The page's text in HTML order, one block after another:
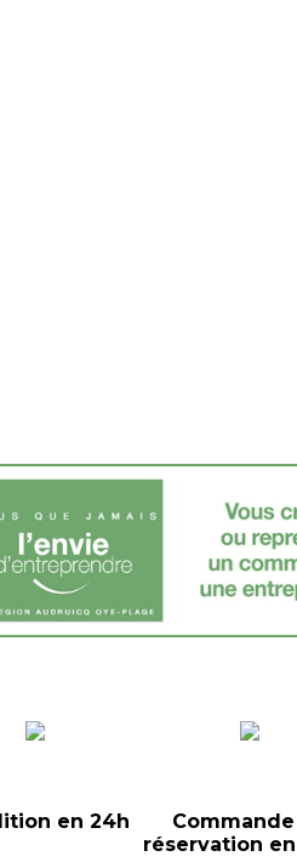
en 24h
réservation